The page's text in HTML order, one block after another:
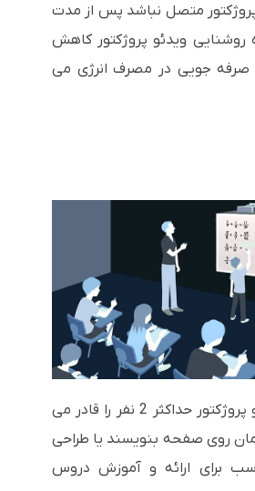
متصل نباشد پس از مدت
ویدئو پروژکتور کاهش
صرفه جویی در مصرف انرژی می
دو قلم این ویدئو پروژکتور حداکثر 2 نفر را قادر می
روی صفحه بنویسند یا طراحی
برای ارائه و آموزش دروس